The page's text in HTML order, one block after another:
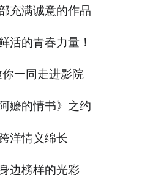
充满诚意的作品
活的青春力量！
一同走进影院
嬷的情书》之约
洋情义绵长
边榜样的光彩